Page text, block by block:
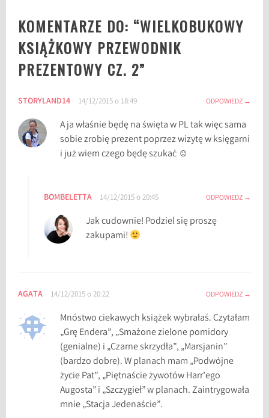
n
z
e
n
,
s
i
i
z
e
n
KOMENTARZE DO: “WIELKOBUKOWY
KSIĄŻKOWY PRZEWODNIK
PREZENTOWY CZ. 2”
STORYLAND14 14/12/2015 o 18:49 ODPOWIEDZ
A ja właśnie będę na święta w PL tak więc sama
sobie zrobię prezent poprzez wizytę w księgarni
i już wiem czego będę szukać ☺
BOMBELETTA 14/12/2015 o 20:45 ODPOWIEDZ
Jak cudownie! Podziel się proszę
zakupami!
AGATA 14/12/2015 o 20:22 ODPOWIEDZ
Mnóstwo ciekawych książek wybrałaś. Czytałam
„Grę Endera”, „Smażone zielone pomidory
(genialne) i „Czarne skrzydła”, „Marsjanin”
(bardzo dobre). W planach mam „Podwójne
życie Pat”, „Piętnaście żywotów Harr’ego
Augosta” i „Szczygieł” w planach. Zaintrygowała
mnie „Stacja Jedenaście”.